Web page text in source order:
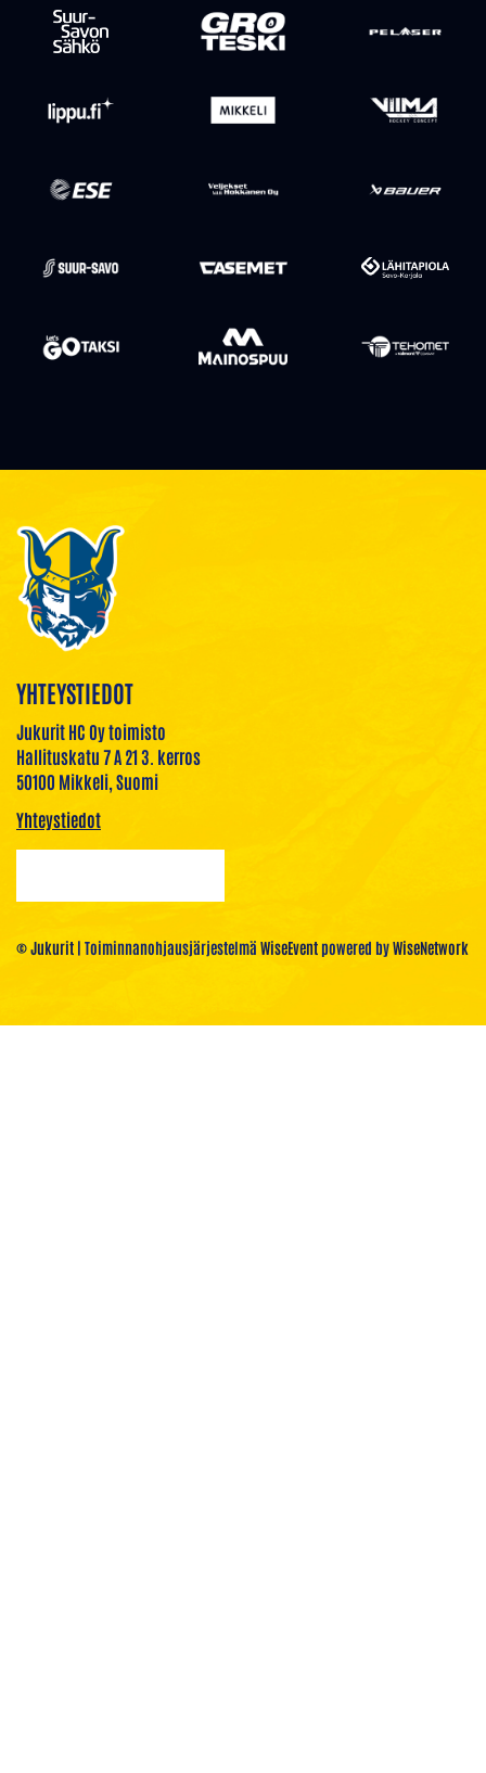
YHTEYSTIEDOT
Jukurit HC Oy toimisto
Hallituskatu 7 A 21 3. kerros
50100 Mikkeli, Suomi
Yhteystiedot
© Jukurit | Toiminnanohjausjärjestelmä WiseEventpowered byWiseNetwork